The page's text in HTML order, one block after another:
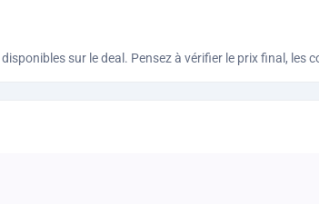
sur le deal. Pensez à vérifier le prix final,